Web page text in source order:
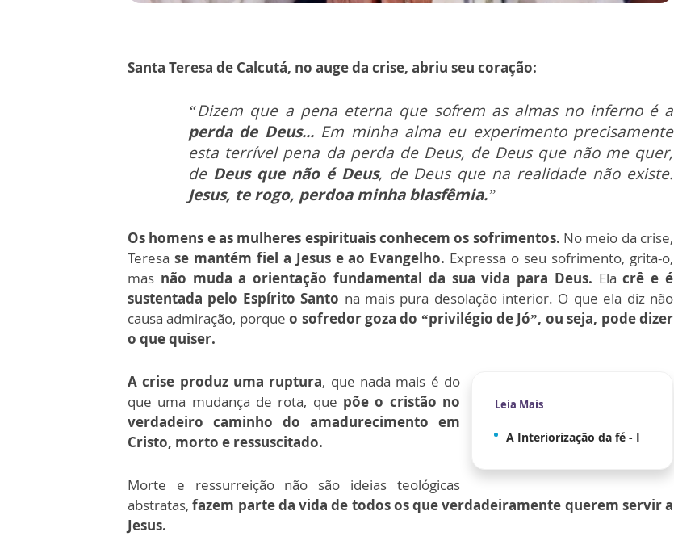
Santa Teresa de Calcutá, no auge da crise, abriu seu coração:
“Dizem que a pena eterna que sofrem as almas no inferno é a
perda de Deus... Em minha alma eu experimento precisamente
esta terrível pena da perda de Deus, de Deus que não me quer,
de Deus que não é Deus, de Deus que na realidade não existe.
Jesus, te rogo, perdoa minha blasfêmia.”
Os homens e as mulheres espirituais conhecem os sofrimentos. No meio da crise,
Teresa se mantém fiel a Jesus e ao Evangelho. Expressa o seu sofrimento, grita-o,
mas não muda a orientação fundamental da sua vida para Deus. Elacrê e é
sustentada pelo Espírito Santo na mais pura desolação interior. O que ela diz não
causa admiração, porqueo sofredor goza do “privilégio de Jó”, ou seja, pode dizer
o que quiser.
Leia Mais
A Interiorização da fé - I
A crise produz uma ruptura, que nada mais é do
que uma mudança de rota, que põe o cristão no
verdadeiro caminho do amadurecimento em
Cristo, morto e ressuscitado.
Morte e ressurreição não são ideias teológicas
abstratas,fazem parte da vida de todos os que verdadeiramente querem servir a
Jesus.